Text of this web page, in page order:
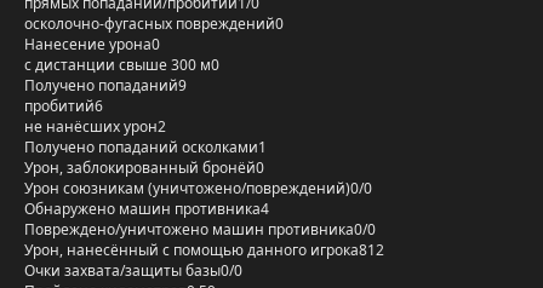
осколочно-фугасных повреждений0
Нанесение урона0
с дистанции свыше 300 м0
Получено попаданий9
пробитий6
не нанёсших урон2
Получено попаданий осколками1
Урон, заблокированный бронёй0
Урон союзникам (уничтожено/повреждений)0/0
Обнаружено машин противника4
Повреждено/уничтожено машин противника0/0
Урон, нанесённый с помощью данного игрока812
Очки захвата/защиты базы0/0